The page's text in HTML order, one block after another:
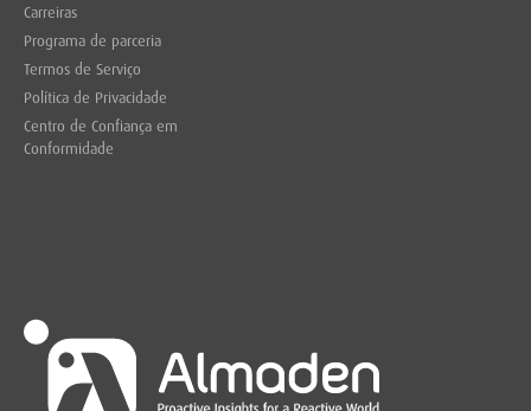
Carreiras
Programa de parceria
Termos de Serviço
Política de Privacidade
Centro de Confiança em
Conformidade